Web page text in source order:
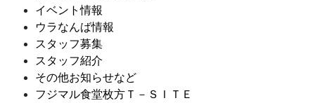
イベント情報
ウラなんば情報
スタッフ募集
スタッフ紹介
その他お知らせなど
フジマル食堂枚方Ｔ－ＳＩＴＥ